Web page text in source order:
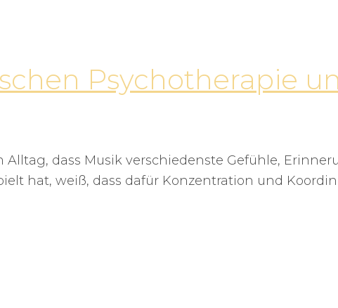
Psychotherapie
dass Musik verschiedenste Gefühle,
hat, weiß, dass dafür Konzentration und